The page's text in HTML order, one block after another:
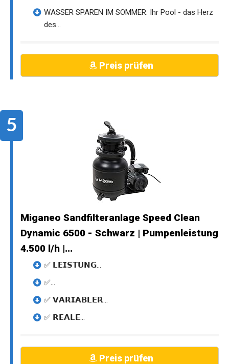
WASSER SPAREN IM SOMMER: Ihr Pool - das Herz
des...
Preis prüfen
Miganeo Sandfilteranlage Speed Clean
Dynamic 6500 - Schwarz | Pumpenleistung
4.500 l/h |...
✅ 𝗟𝗘𝗜𝗦𝗧𝗨𝗡𝗚...
✅...
✅ 𝗩𝗔𝗥𝗜𝗔𝗕𝗟𝗘𝗥...
✅ 𝗥𝗘𝗔𝗟𝗘...
Preis prüfen